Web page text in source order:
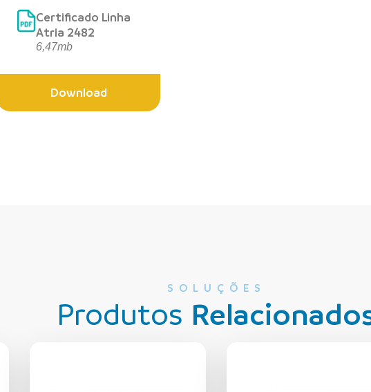
Certificado Linha
Atria 2482
6,47mb
Download
SOLUÇÕES
Produtos